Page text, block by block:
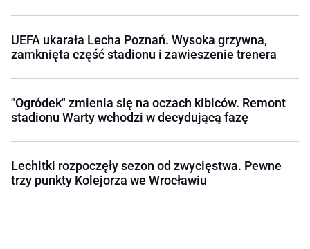
UEFA ukarała Lecha Poznań. Wysoka grzywna,
zamknięta część stadionu i zawieszenie trenera
"Ogródek" zmienia się na oczach kibiców. Remont
stadionu Warty wchodzi w decydującą fazę
Lechitki rozpoczęły sezon od zwycięstwa. Pewne
trzy punkty Kolejorza we Wrocławiu